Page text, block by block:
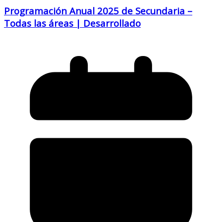
Programación Anual 2025 de Secundaria –
Todas las áreas | Desarrollado